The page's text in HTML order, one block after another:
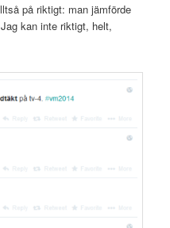
på riktigt: man jämförde
kan inte riktigt, helt,